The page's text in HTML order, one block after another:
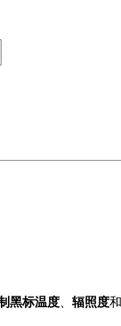
黑标温度、 辐照度和